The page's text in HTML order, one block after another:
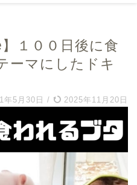
１００日後に食
ーマにしたドキ
年5月30日 / 2025年11月20日